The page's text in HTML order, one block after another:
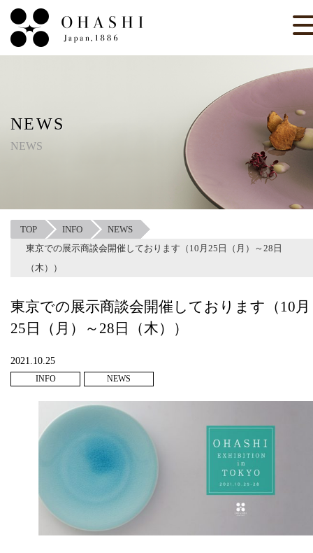
NEWS
NEWS
TOP INFO
NEWS
東京での展示商談会開催しております（10月25日（月）～28日
（木））
東京での展示商談会開催しております（10月
25日（月）～28日（木））
2021.10.25
INFO NEWS